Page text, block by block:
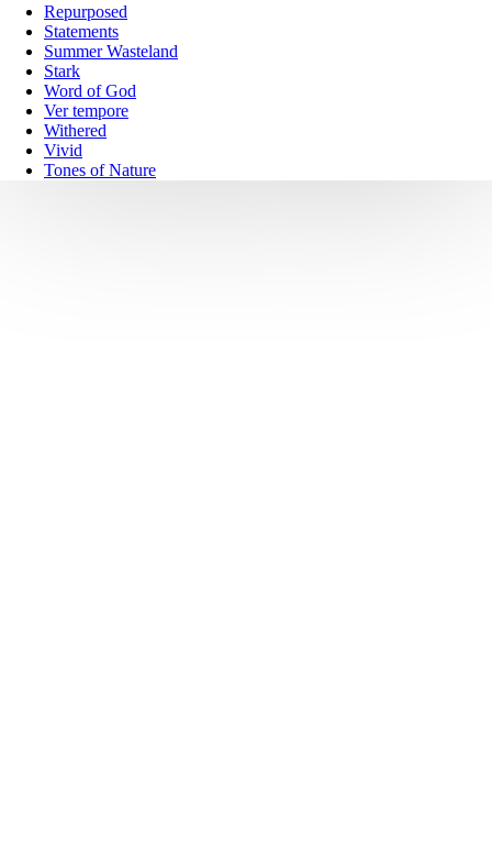
Repurposed
Statements
Summer Wasteland
Stark
Word of God
Ver tempore
Withered
Vivid
Tones of Nature